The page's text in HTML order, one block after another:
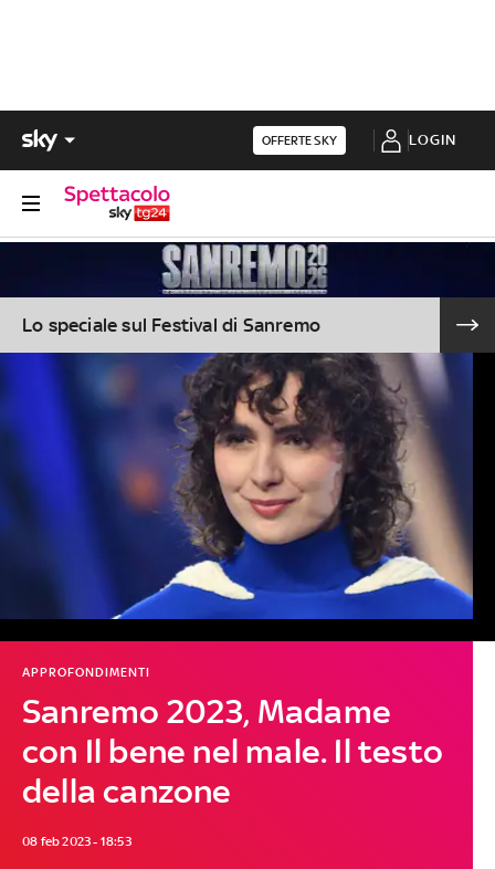
OFFERTE SKY LOGIN
Lo speciale sul Festival di Sanremo
Sanremo 2023, Madame
con Il bene nel male. Il testo
della canzone
APPROFONDIMENTI
08 feb 2023 - 18:53